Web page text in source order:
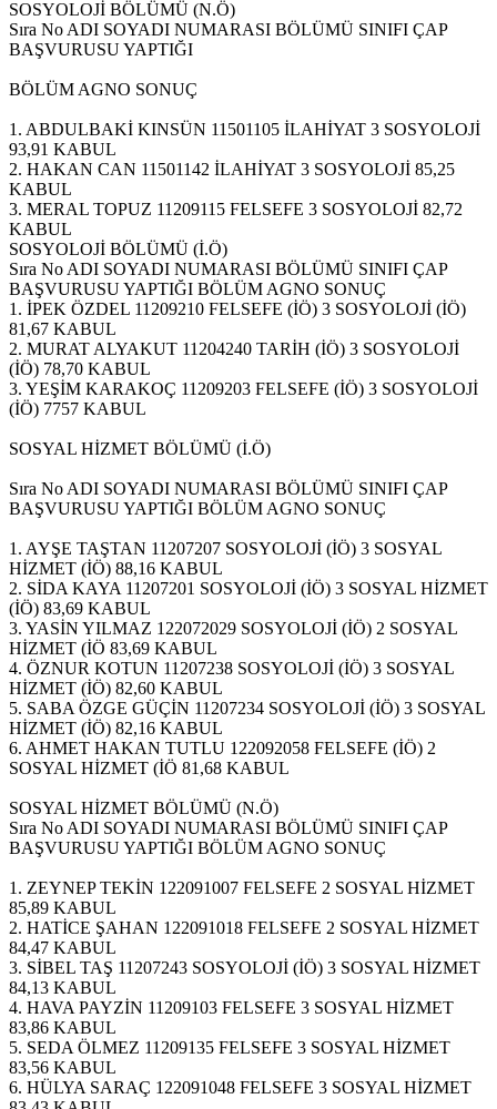
SOSYOLOJİ BÖLÜMÜ (N.Ö)
Sıra No ADI SOYADI NUMARASI BÖLÜMÜ SINIFI ÇAP
BAŞVURUSU YAPTIĞI
BÖLÜM AGNO SONUÇ
1. ABDULBAKİ KINSÜN 11501105 İLAHİYAT 3 SOSYOLOJİ
93,91 KABUL
2. HAKAN CAN 11501142 İLAHİYAT 3 SOSYOLOJİ 85,25
KABUL
3. MERAL TOPUZ 11209115 FELSEFE 3 SOSYOLOJİ 82,72
KABUL
SOSYOLOJİ BÖLÜMÜ (İ.Ö)
Sıra No ADI SOYADI NUMARASI BÖLÜMÜ SINIFI ÇAP
BAŞVURUSU YAPTIĞI BÖLÜM AGNO SONUÇ
1. İPEK ÖZDEL 11209210 FELSEFE (İÖ) 3 SOSYOLOJİ (İÖ)
81,67 KABUL
2. MURAT ALYAKUT 11204240 TARİH (İÖ) 3 SOSYOLOJİ
(İÖ) 78,70 KABUL
3. YEŞİM KARAKOÇ 11209203 FELSEFE (İÖ) 3 SOSYOLOJİ
(İÖ) 7757 KABUL
SOSYAL HİZMET BÖLÜMÜ (İ.Ö)
Sıra No ADI SOYADI NUMARASI BÖLÜMÜ SINIFI ÇAP
BAŞVURUSU YAPTIĞI BÖLÜM AGNO SONUÇ
1. AYŞE TAŞTAN 11207207 SOSYOLOJİ (İÖ) 3 SOSYAL
HİZMET (İÖ) 88,16 KABUL
2. SİDA KAYA 11207201 SOSYOLOJİ (İÖ) 3 SOSYAL HİZMET
(İÖ) 83,69 KABUL
3. YASİN YILMAZ 122072029 SOSYOLOJİ (İÖ) 2 SOSYAL
HİZMET (İÖ 83,69 KABUL
4. ÖZNUR KOTUN 11207238 SOSYOLOJİ (İÖ) 3 SOSYAL
HİZMET (İÖ) 82,60 KABUL
5. SABA ÖZGE GÜÇİN 11207234 SOSYOLOJİ (İÖ) 3 SOSYAL
HİZMET (İÖ) 82,16 KABUL
6. AHMET HAKAN TUTLU 122092058 FELSEFE (İÖ) 2
SOSYAL HİZMET (İÖ 81,68 KABUL
SOSYAL HİZMET BÖLÜMÜ (N.Ö)
Sıra No ADI SOYADI NUMARASI BÖLÜMÜ SINIFI ÇAP
BAŞVURUSU YAPTIĞI BÖLÜM AGNO SONUÇ
1. ZEYNEP TEKİN 122091007 FELSEFE 2 SOSYAL HİZMET
85,89 KABUL
2. HATİCE ŞAHAN 122091018 FELSEFE 2 SOSYAL HİZMET
84,47 KABUL
3. SİBEL TAŞ 11207243 SOSYOLOJİ (İÖ) 3 SOSYAL HİZMET
84,13 KABUL
4. HAVA PAYZİN 11209103 FELSEFE 3 SOSYAL HİZMET
83,86 KABUL
5. SEDA ÖLMEZ 11209135 FELSEFE 3 SOSYAL HİZMET
83,56 KABUL
6. HÜLYA SARAÇ 122091048 FELSEFE 3 SOSYAL HİZMET